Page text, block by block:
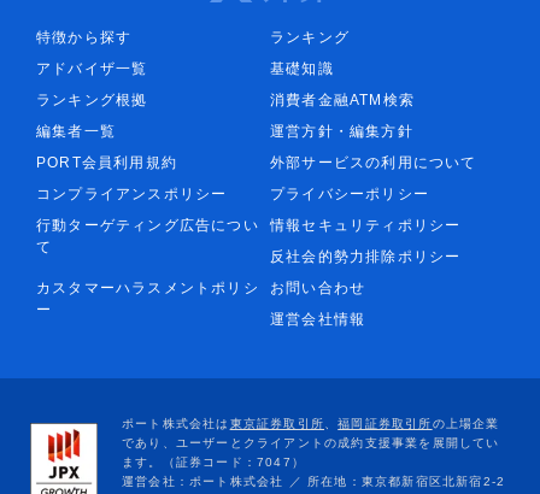
特徴から探す
ランキング
アドバイザ一覧
基礎知識
ランキング根拠
消費者金融ATM検索
編集者一覧
運営方針・編集方針
PORT会員利用規約
外部サービスの利用について
コンプライアンスポリシー
プライバシーポリシー
行動ターゲティング広告につい
て
情報セキュリティポリシー
反社会的勢力排除ポリシー
カスタマーハラスメントポリシ
ー
お問い合わせ
運営会社情報